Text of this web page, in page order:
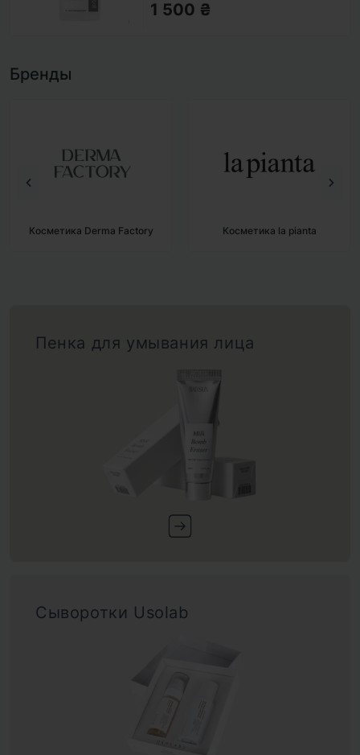
1 500 ₴
Бренды
Косметика Derma Factory Косметика la pianta
Пенка для умывания лица
Сыворотки Usolab